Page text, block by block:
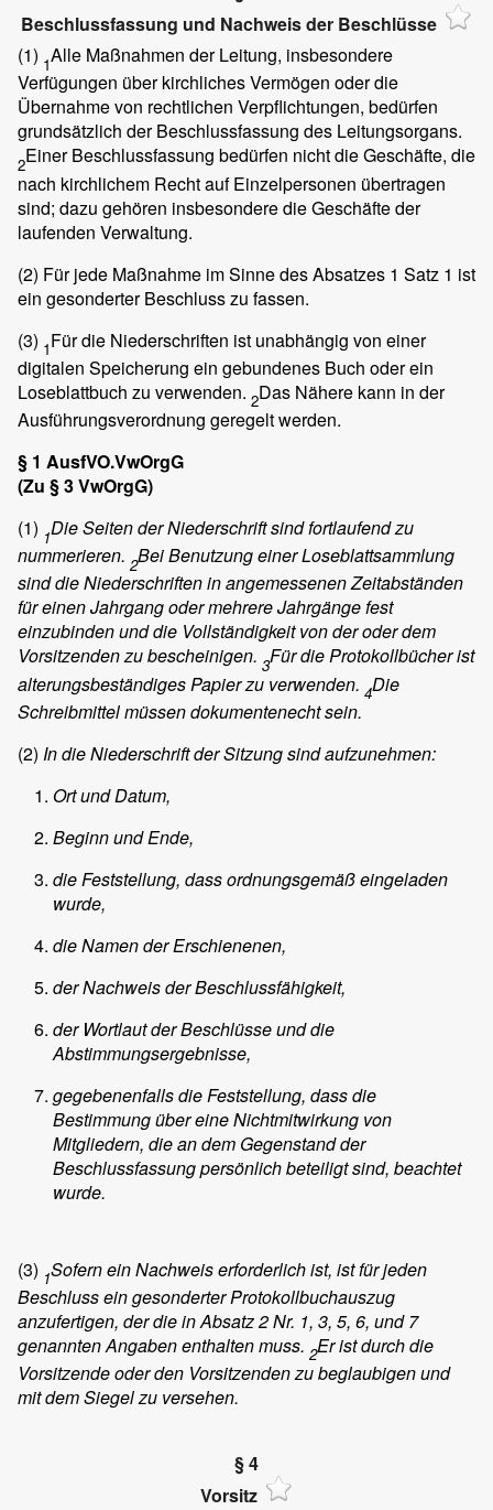
Beschlussfassung und Nachweis der Beschlüsse
(1) 1Alle Maßnahmen der Leitung, insbesondere
Verfügungen über kirchliches Vermögen oder die
Übernahme von rechtlichen Verpflichtungen, bedürfen
grundsätzlich der Beschlussfassung des Leitungsorgans.
2Einer Beschlussfassung bedürfen nicht die Geschäfte, die
nach kirchlichem Recht auf Einzelpersonen übertragen
sind; dazu gehören insbesondere die Geschäfte der
laufenden Verwaltung.
(2) Für jede Maßnahme im Sinne des Absatzes 1 Satz 1 ist
ein gesonderter Beschluss zu fassen.
(3) 1Für die Niederschriften ist unabhängig von einer
digitalen Speicherung ein gebundenes Buch oder ein
Loseblattbuch zu verwenden. 2Das Nähere kann in der
Ausführungsverordnung geregelt werden.
§ 1 AusfVO.VwOrgG
(Zu § 3 VwOrgG)
(1) 1Die Seiten der Niederschrift sind fortlaufend zu
nummerieren. 2Bei Benutzung einer Loseblattsammlung
sind die Niederschriften in angemessenen Zeitabständen
für einen Jahrgang oder mehrere Jahrgänge fest
einzubinden und die Vollständigkeit von der oder dem
Vorsitzenden zu bescheinigen. 3Für die Protokollbücher ist
alterungsbeständiges Papier zu verwenden. 4Die
Schreibmittel müssen dokumentenecht sein.
(2) In die Niederschrift der Sitzung sind aufzunehmen:
Ort und Datum,
Beginn und Ende,
die Feststellung, dass ordnungsgemäß eingeladen
wurde,
die Namen der Erschienenen,
der Nachweis der Beschlussfähigkeit,
der Wortlaut der Beschlüsse und die
Abstimmungsergebnisse,
gegebenenfalls die Feststellung, dass die
Bestimmung über eine Nichtmitwirkung von
Mitgliedern, die an dem Gegenstand der
Beschlussfassung persönlich beteiligt sind, beachtet
wurde.
(3) 1Sofern ein Nachweis erforderlich ist, ist für jeden
Beschluss ein gesonderter Protokollbuchauszug
anzufertigen, der die in Absatz 2 Nr. 1, 3, 5, 6, und 7
genannten Angaben enthalten muss. 2Er ist durch die
Vorsitzende oder den Vorsitzenden zu beglaubigen und
mit dem Siegel zu versehen.
§ 4
Vorsitz